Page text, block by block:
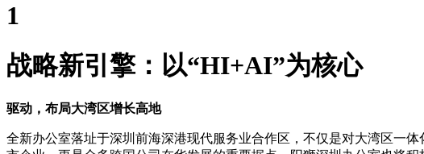
1
战略新引擎：以“HI+AI”为核心
驱动，布局大湾区增长高地
全新办公室落址于深圳前海深港现代服务业合作区，不仅是对大湾区一